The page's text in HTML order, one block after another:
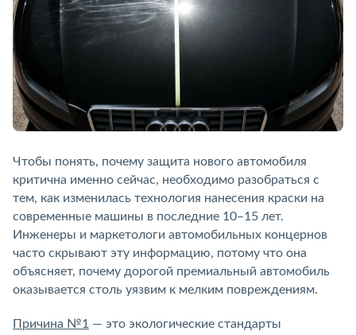
Чтобы понять, почему защита нового автомобиля
критична именно сейчас, необходимо разобраться с
тем, как изменилась технология нанесения краски на
современные машины в последние 10–15 лет.
Инженеры и маркетологи автомобильных концернов
часто скрывают эту информацию, потому что она
объясняет, почему дорогой премиальный автомобиль
оказывается столь уязвим к мелким повреждениям.
Причина №1 — это экологические стандарты